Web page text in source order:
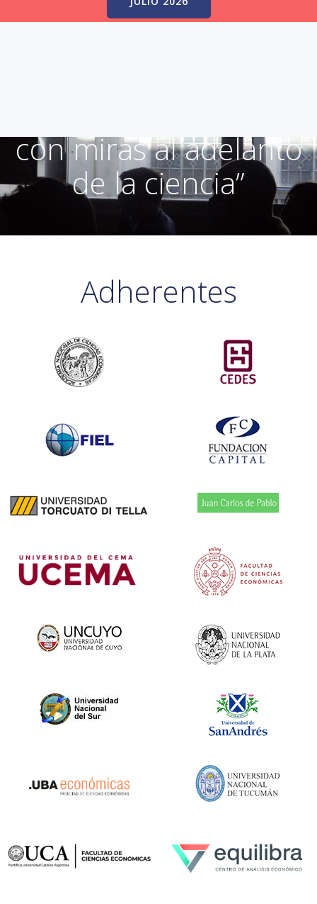
con miras al adelanto
de la ciencia”
Adherentes